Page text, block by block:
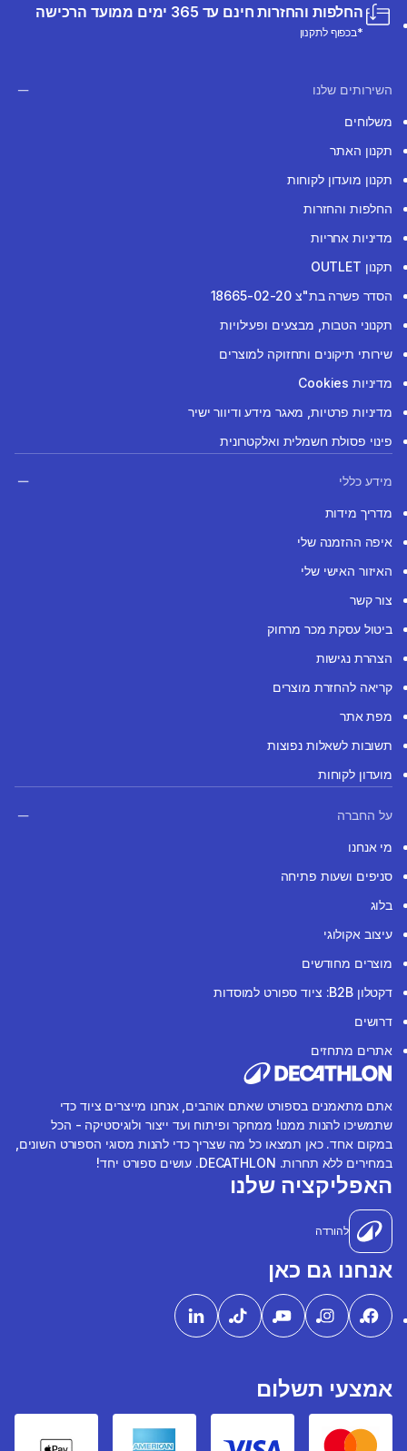
החלפות והחזרות חינם עד 365 ימים ממועד הרכישה
*בכפוף לתקנון
השירותים שלנו
משלוחים
תקנון האתר
תקנון מועדון לקוחות
החלפות והחזרות
מדיניות אחריות
תקנון OUTLET
הסדר פשרה בת"צ 18665-02-20
תקנוני הטבות, מבצעים ופעילויות
שירותי תיקונים ותחזוקה למוצרים
מדיניות Cookies
מדיניות פרטיות, מאגר מידע ודיוור ישיר
פינוי פסולת חשמלית ואלקטרונית
מידע כללי
מדריך מידות
איפה ההזמנה שלי
האיזור האישי שלי
צור קשר
ביטול עסקת מכר מרחוק
הצהרת נגישות
קריאה להחזרת מוצרים
מפת אתר
תשובות לשאלות נפוצות
מועדון לקוחות
על החברה
מי אנחנו
סניפים ושעות פתיחה
בלוג
עיצוב אקולוגי
מוצרים מחודשים
דקטלון B2B: ציוד ספורט למוסדות
דרושים
אתרים מתחזים
אתם מתאמנים בספורט שאתם אוהבים, אנחנו מייצרים ציוד כדי
שתמשיכו להנות ממנו! ממחקר ופיתוח ועד ייצור ולוגיסטיקה - הכל
במקום אחד. כאן תמצאו כל מה שצריך כדי להנות מסוגי הספורט השונים,
במחירים ללא תחרות. DECATHLON. עושים ספורט יחד!
האפליקציה שלנו
להורדה
אנחנו גם כאן
אמצעי תשלום